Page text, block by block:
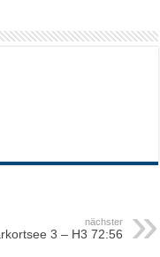
nächster
3 – H3 72:56